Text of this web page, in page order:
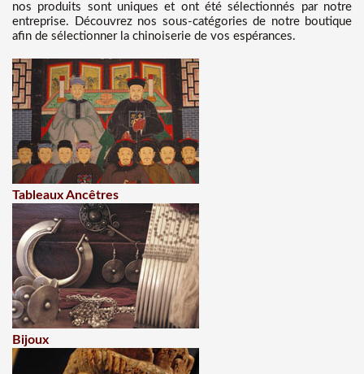
nos produits sont uniques et ont été sélectionnés par notre
entreprise. Découvrez nos sous-catégories de notre boutique
afin de sélectionner la chinoiserie de vos espérances.
Tableaux Ancêtres
Bijoux